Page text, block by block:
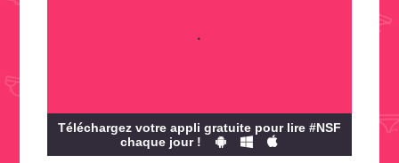
.
Téléchargez votre appli gratuite pour lire #NSF
chaque jour !